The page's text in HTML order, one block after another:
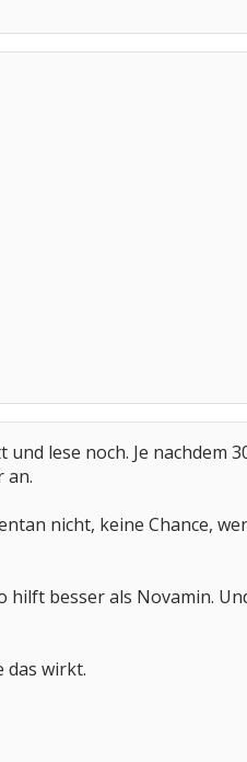
lese noch. Je nachdem
an.
nicht, keine Chance,
besser als Novamin.
das wirkt.